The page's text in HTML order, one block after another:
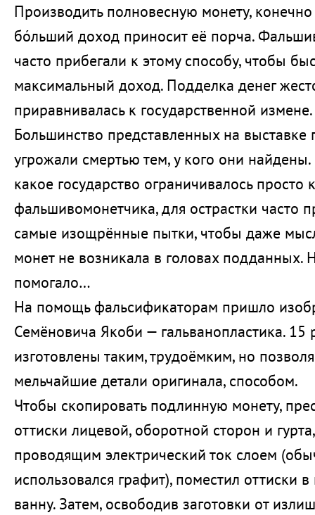
Производить полновесную монету,
бóльший доход приносит её порча.
часто прибегали к этому способу, чтобы
максимальный доход. Подделка денег
приравнивалась к государственной измене.
Большинство представленных на выставке
угрожали смертью тем, у кого они
какое государство ограничивалось просто
фальшивомонетчика, для острастки часто
самые изощрённые пытки, чтобы даже
монет не возникала в головах подданных.
помогало…
На помощь фальсификаторам пришло
Семёновича Якоби — гальванопластика. 15
изготовлены таким, трудоёмким, но
мельчайшие детали оригинала, способом.
Чтобы скопировать подлинную монету,
оттиски лицевой, оборотной сторон и
проводящим электрический ток слоем
использовался графит), поместил оттиски
ванну. Затем, освободив заготовки от